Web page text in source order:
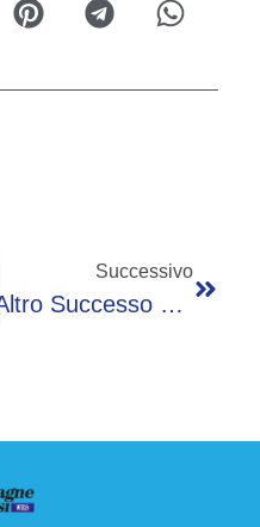
Successivo
Altro Successo Per Giuseppe Villani: La Sua Pizza È Tra Le Migliori D’Italia